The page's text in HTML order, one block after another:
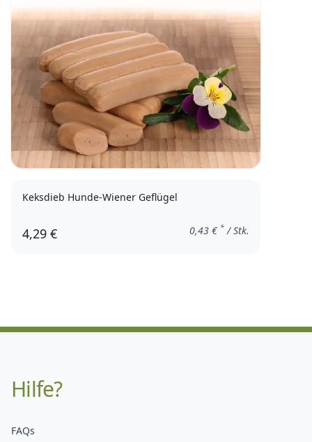
Keksdieb Hunde-Wiener Geflügel
4,29 € 0,43 € * / Stk.
Hilfe?
FAQs